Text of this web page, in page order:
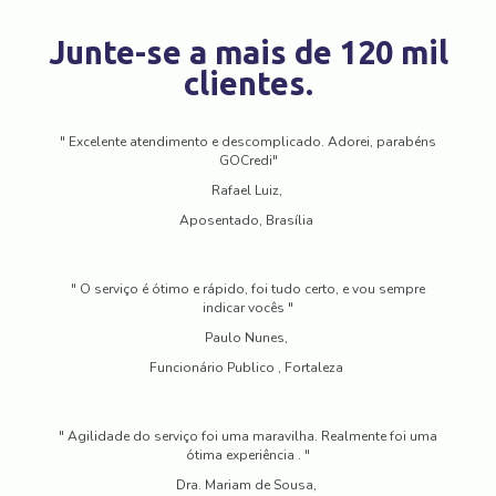
Junte-se a mais de 120 mil
clientes.
" Excelente atendimento e descomplicado. Adorei, parabéns
GOCredi"
Rafael Luiz,
Aposentado, Brasília
" O serviço é ótimo e rápido, foi tudo certo, e vou sempre
indicar vocês "
Paulo Nunes,
Funcionário Publico , Fortaleza
" Agilidade do serviço foi uma maravilha. Realmente foi uma
ótima experiência . "
Dra. Mariam de Sousa,